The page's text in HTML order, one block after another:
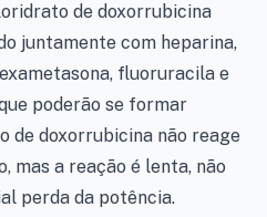
de doxorrubicina
juntamente com heparina,
fluoruracila e
poderão se formar
de doxorrubicina não reage
mas a reação é lenta, não
perda da potência.